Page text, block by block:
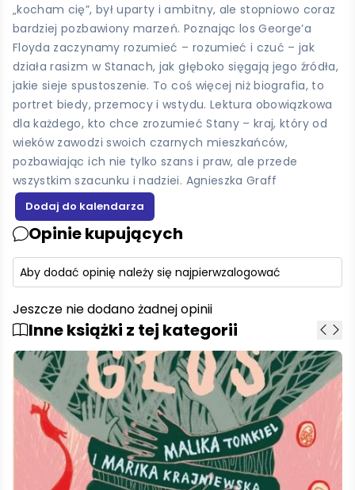
„kocham cię”, był uparty i ambitny, ale stopniowo coraz
bardziej pozbawiony marzeń. Poznając los George’a
Floyda zaczynamy rozumieć – rozumieć i czuć – jak
działa rasizm w Stanach, jak głęboko sięgają jego źródła,
jakie sieje spustoszenie. To coś więcej niż biografia, to
portret biedy, przemocy i wstydu. Lektura obowiązkowa
dla każdego, kto chce zrozumieć Stany – kraj, który od
wieków zawodzi swoich czarnych mieszkańców,
pozbawiając ich nie tylko szans i praw, ale przede
wszystkim szacunku i nadziei. Agnieszka Graff
Opinie kupujących
Aby dodać opinię należy się najpierwzalogować
Jeszcze nie dodano żadnej opinii
Inne książki z tej kategorii